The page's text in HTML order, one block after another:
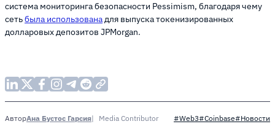
система мониторинга безопасности Pessimism, благодаря чему
сетьбыла использованадля выпуска токенизированных
долларовых депозитов JPMorgan.
АвторАна Бустос Гарсия Media Contributor #Web3#Coinbase#Новости